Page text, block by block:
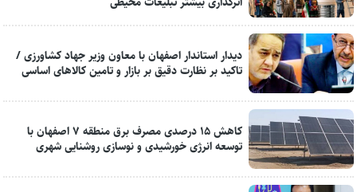
دیدار استاندار اصفهان با معاون وزیر جهاد کشاورزی /
تاکید بر نظارت دقیق بر بازار و تامین کالاهای اساسی
کاهش ۱۵ درصدی مصرف برق منطقه ۷ اصفهان با
توسعه انرژی خورشیدی و نوسازی روشنایی شهری